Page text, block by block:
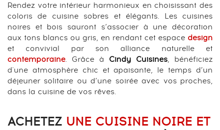
Rendez votre intérieur harmonieux en choisissant des
coloris de cuisine sobres et élégants. Les cuisines
noires et bois sauront s’associer à une décoration
aux tons blancs ou gris, en rendant cet espace design
et convivial par son alliance naturelle et
contemporaine. Grâce à Cindy Cuisines, bénéficiez
d'une atmosphère chic et apaisante, le temps d’un
déjeuner solitaire ou d’une soirée avec vos proches,
dans la cuisine de vos rêves.
ACHETEZ UNE CUISINE NOIRE ET